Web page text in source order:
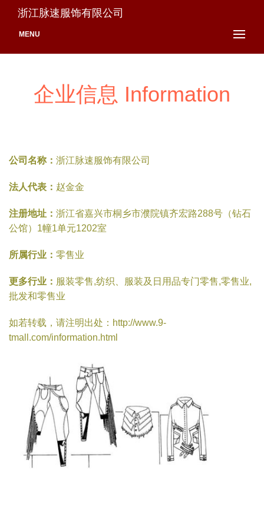
浙江脉速服饰有限公司
MENU
企业信息 Information
公司名称： 浙江脉速服饰有限公司
法人代表： 赵金金
注册地址： 浙江省嘉兴市桐乡市濮院镇齐宏路288号（钻石
公馆）1幢1单元1202室
所属行业： 零售业
更多行业： 服装零售,纺织、服装及日用品专门零售,零售业,
批发和零售业
如若转载，请注明出处：http://www.9-
tmall.com/information.html